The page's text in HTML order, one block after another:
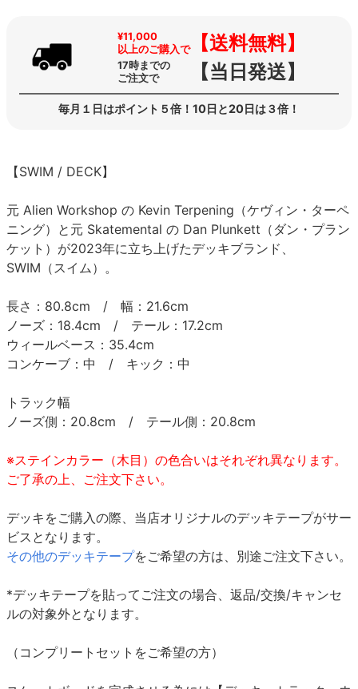
¥11,000
以上のご購入で【送料無料】
17時までの
ご注文で
【当日発送】
毎月１日はポイント５倍！10日と20日は３倍！
【SWIM / DECK】
元 Alien Workshop の Kevin Terpening（ケヴィン・ターペ
ニング）と元 Skatemental の Dan Plunkett（ダン・プラン
ケット）が2023年に立ち上げたデッキブランド、
SWIM（スイム）。
長さ：80.8cm / 幅：21.6cm
ノーズ：18.4cm / テール：17.2cm
ウィールベース：35.4cm
コンケーブ：中 / キック：中
トラック幅
ノーズ側：20.8cm / テール側：20.8cm
※ステインカラー（木目）の色合いはそれぞれ異なります。
ご了承の上、ご注文下さい。
デッキをご購入の際、当店オリジナルのデッキテープがサー
ビスとなります。
その他のデッキテープをご希望の方は、別途ご注文下さい。
*デッキテープを貼ってご注文の場合、返品/交換/キャンセ
ルの対象外となります。
（コンプリートセットをご希望の方）